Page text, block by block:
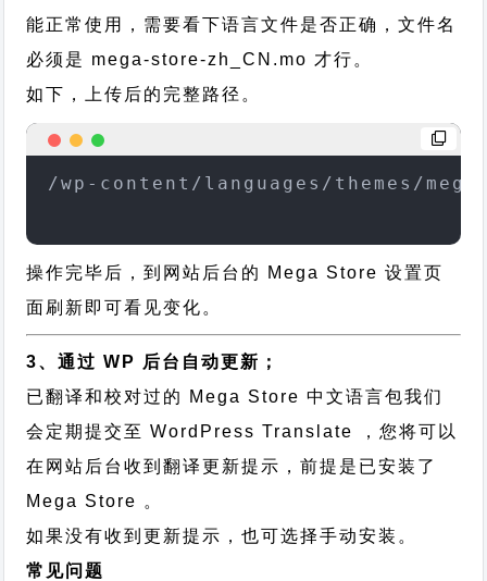
能正常使用，需要看下语言文件是否正确，文件名
必须是 mega-store-zh_CN.mo 才行。
如下，上传后的完整路径。
/wp-content/languages/themes/
操作完毕后，到网站后台的 Mega Store 设置页
面刷新即可看见变化。
3、通过 WP 后台自动更新；
已翻译和校对过的 Mega Store 中文语言包我们
会定期提交至 WordPress Translate ，您将可以
在网站后台收到翻译更新提示，前提是已安装了
Mega Store 。
如果没有收到更新提示，也可选择手动安装。
常见问题